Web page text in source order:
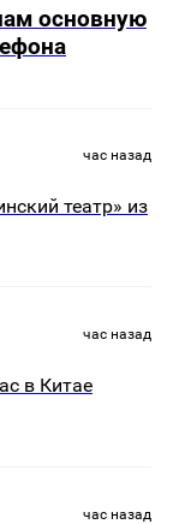
основную
час назад
театр» из
час назад
в Китае
час назад